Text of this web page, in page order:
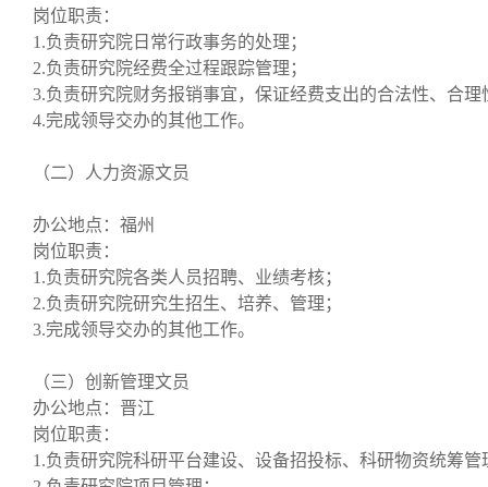
岗位职责：
1.负责研究院日常行政事务的处理；
2.负责研究院经费全过程跟踪管理；
3.负责研究院财务报销事宜，保证经费支出的合法性、合理
4.完成领导交办的其他工作。
（二）人力资源文员
办公地点：福州
岗位职责：
1.负责研究院各类人员招聘、业绩考核；
2.负责研究院研究生招生、培养、管理；
3.完成领导交办的其他工作。
（三）创新管理文员
办公地点：晋江
岗位职责：
1.负责研究院科研平台建设、设备招投标、科研物资统筹管